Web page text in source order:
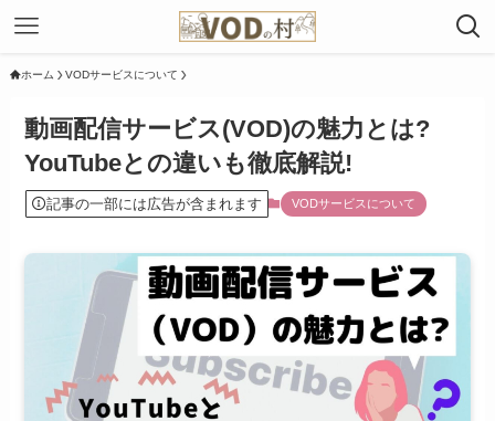
ホーム VODサービスについて
動画配信サービス(VOD)の魅力とは?
YouTubeとの違いも徹底解説!
記事の一部には広告が含まれます VODサービスについて